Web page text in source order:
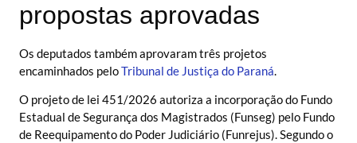
propostas aprovadas
Os deputados também aprovaram três projetos
encaminhados peloTribunal de Justiça do Paraná.
O projeto de lei 451/2026 autoriza a incorporação do Fundo
Estadual de Segurança dos Magistrados (Funseg) pelo Fundo
de Reequipamento do Poder Judiciário (Funrejus). Segundo o